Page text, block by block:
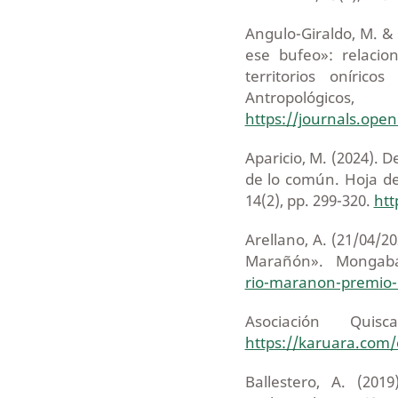
Angulo-Giraldo, M.
ese bufeo»:
territorios
https://
Aparicio, M. (2024).
de lo común. Hoja
14(2), pp. 299-320.
Arellano, A. (21/04/
Marañón».
rio-maranon-
Asociación
https://
Ballestero, A.